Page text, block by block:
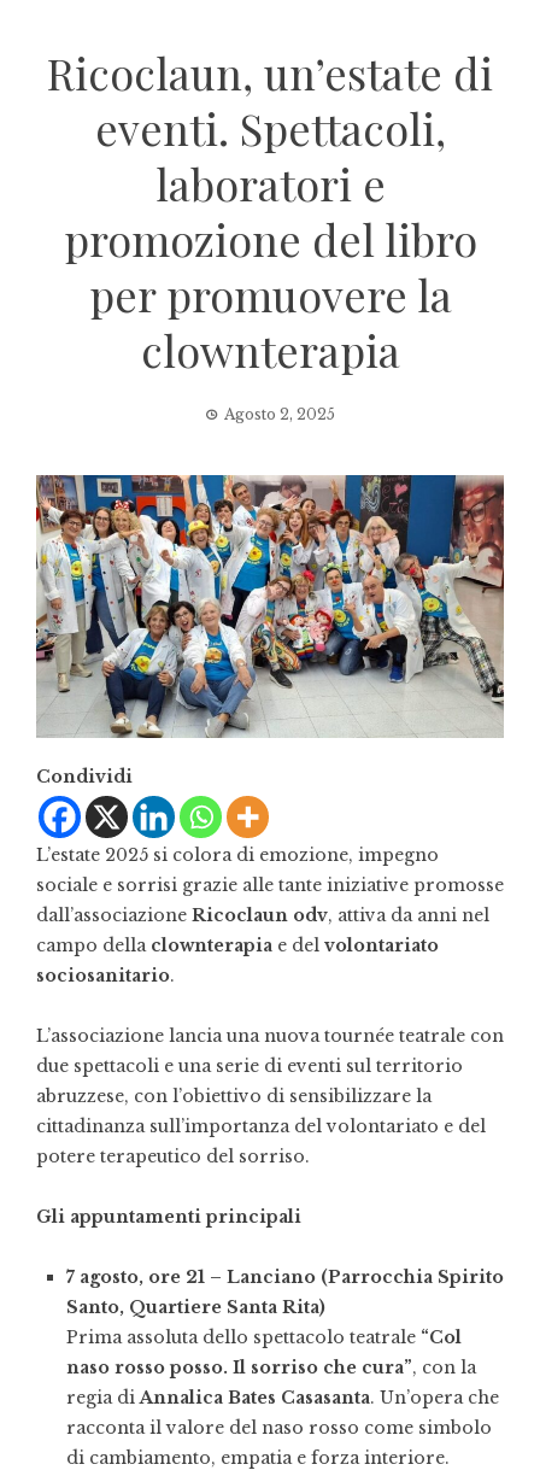
Ricoclaun, un’estate di
eventi. Spettacoli,
laboratori e
promozione del libro
per promuovere la
clownterapia
Agosto 2, 2025
Condividi
L’estate 2025 si colora di emozione, impegno
sociale e sorrisi grazie alle tante iniziative promosse
dall’associazione Ricoclaun odv, attiva da anni nel
campo della clownterapia e del volontariato
sociosanitario.
L’associazione lancia una nuova tournée teatrale con
due spettacoli e una serie di eventi sul territorio
abruzzese, con l’obiettivo di sensibilizzare la
cittadinanza sull’importanza del volontariato e del
potere terapeutico del sorriso.
Gli appuntamenti principali
7 agosto, ore 21 – Lanciano (Parrocchia Spirito
Santo, Quartiere Santa Rita)
Prima assoluta dello spettacolo teatrale “Col
naso rosso posso. Il sorriso che cura”, con la
regia diAnnalica Bates Casasanta. Un’opera che
racconta il valore del naso rosso come simbolo
di cambiamento, empatia e forza interiore.